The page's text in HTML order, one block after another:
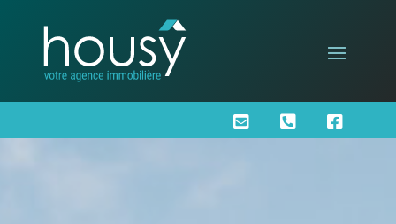
  